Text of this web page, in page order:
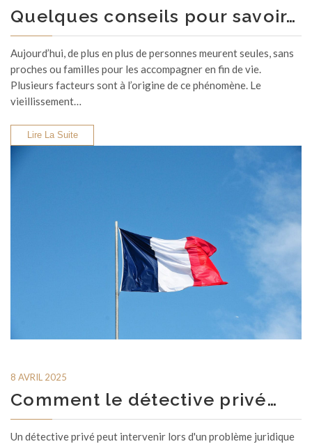
Quelques conseils pour savoir…
Aujourd’hui, de plus en plus de personnes meurent seules, sans
proches ou familles pour les accompagner en fin de vie.
Plusieurs facteurs sont à l’origine de ce phénomène. Le
vieillissement…
Lire La Suite
8 AVRIL 2025
Comment le détective privé…
Un détective privé peut intervenir lors d'un problème juridique